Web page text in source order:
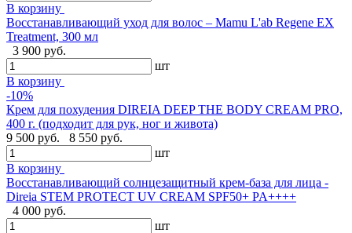
В корзину
Восстанавливающий уход для волос – Mamu L'ab Regene EX
Treatment, 300 мл
3 900 руб.
шт
В корзину
-10%
Крем для похудения DIREIA DEEP THE BODY CREAM PRO,
400 г. (подходит для рук, ног и живота)
9 500 руб.
8 550 руб.
шт
В корзину
Восстанавливающий солнцезащитный крем-база для лица -
Direia STEM PROTECT UV CREAM SPF50+ PA++++
4 000 руб.
шт